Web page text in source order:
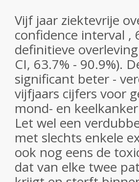
Vijf jaar ziektevrije
confidence interval ,
definitieve
CI, 63.7% - 90.9%).
significant beter -
vijfjaars cijfers voor
mond- en
Let wel een
met slechts enkele
ook nog eens de
dat van elke twee